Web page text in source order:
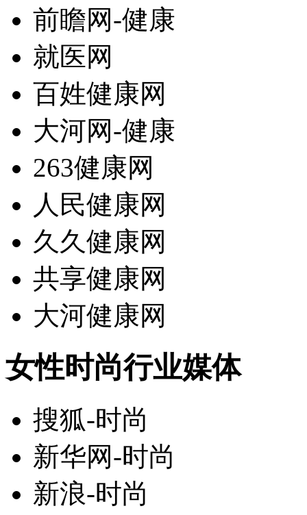
前瞻网-健康
就医网
百姓健康网
大河网-健康
263健康网
人民健康网
久久健康网
共享健康网
大河健康网
女性时尚行业媒体
搜狐-时尚
新华网-时尚
新浪-时尚